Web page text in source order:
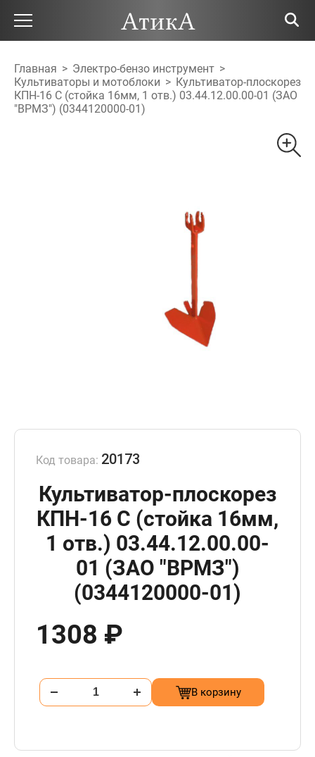
Главная > Электро-бензо инструмент >
Культиваторы и мотоблоки > Культиватор-плоскорез
КПН-16 С (стойка 16мм, 1 отв.) 03.44.12.00.00-01 (ЗАО
"ВРМЗ") (0344120000-01)
Код товара: 20173
Культиватор-плоскорез
КПН-16 С (стойка 16мм,
1 отв.) 03.44.12.00.00-
01 (ЗАО "ВРМЗ")
(0344120000-01)
1308 ₽
В корзину